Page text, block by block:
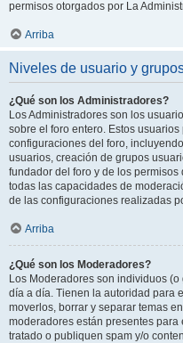
permisos otorgados por La
Arriba
Niveles de usuario y
¿Qué son los Administradores?
Los Administradores son los
sobre el foro entero. Estos
configuraciones del foro,
usuarios, creación de grupos
fundador del foro y de los
todas las capacidades de
de las configuraciones realizadas
Arriba
¿Qué son los Moderadores?
Los Moderadores son individuos
día a día. Tienen la autoridad para
moverlos, borrar y separar temas
moderadores están presentes
tratado o publiquen spam y/o